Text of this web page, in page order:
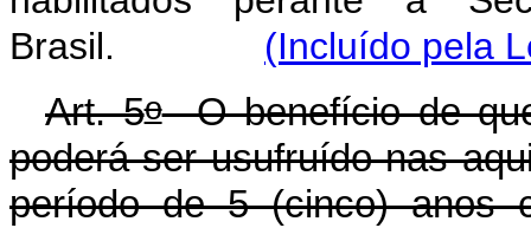
Brasil. (Incluído pela
Art. 5oO benefício de
poderá ser usufruído nas
período de 5 (cinco) anos